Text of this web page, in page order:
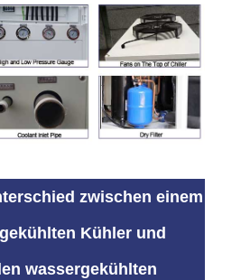
zwischen einem
Kühler und
wassergekühlten